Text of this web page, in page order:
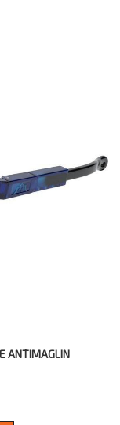
ANTIMAGLIN